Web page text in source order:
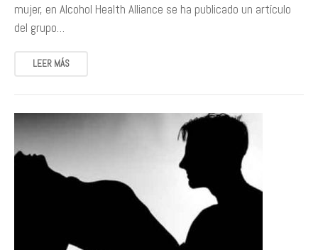
mujer, en Alcohol Health Alliance se ha publicado un artículo
del grupo…
LEER MÁS